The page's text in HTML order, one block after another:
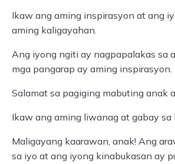
Ikaw ang aming inspirasyon at ang
aming kaligayahan.
Ang iyong ngiti ay nagpapalakas sa
mga pangarap ay aming inspirasyon.
Salamat sa pagiging mabuting anak
Ikaw ang aming liwanag at gabay sa
Maligayang kaarawan, anak! Ang
sa iyo at ang iyong kinabukasan ay